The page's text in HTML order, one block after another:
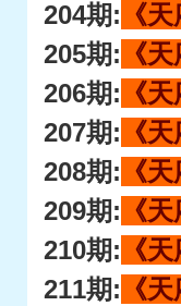
204期: 《
205期: 《
206期: 《
207期: 《
208期: 《
209期: 《
210期: 《
211期: 《